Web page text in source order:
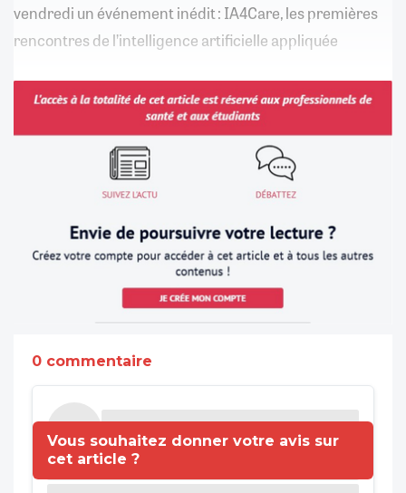
vendredi un événement inédit : IA4Care, les premières
rencontres de l’intelligence artificielle appliquée
0 commentaire
Vous souhaitez donner votre avis sur
cet article ?